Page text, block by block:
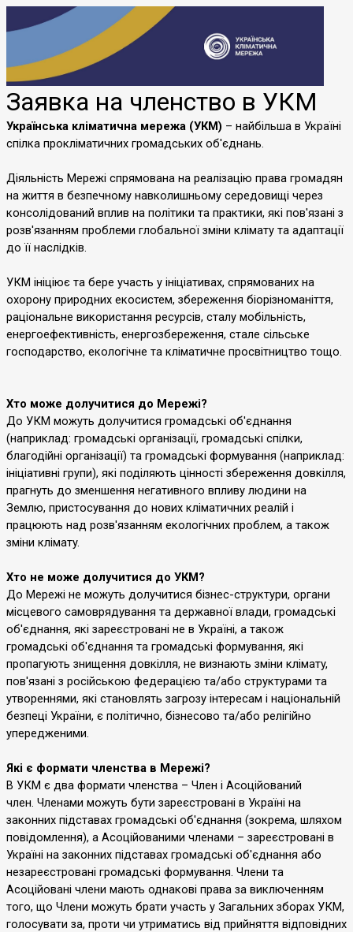
Заявка на членство в УКМ
Українська кліматична мережа (УКМ) – найбільша в Україні
спілка прокліматичних громадських об'єднань.
Діяльність Мережі спрямована на реалізацію права громадян
на життя в безпечному навколишньому середовищі через
консолідований вплив на політики та практики, які пов'язані з
розв'язанням проблеми глобальної зміни клімату та адаптації
до її наслідків.
УКМ ініціює та бере участь у ініціативах, спрямованих на
охорону природних екосистем, збереження біорізноманіття,
раціональне використання ресурсів, сталу мобільність,
енергоефективність, енергозбереження, стале сільське
господарство, екологічне та кліматичне просвітництво тощо.
Хто може долучитися до Мережі?
До УКМ можуть долучитися громадські об'єднання
(наприклад: громадські організації, громадські спілки,
благодійні організації) та громадські формування (наприклад:
ініціативні групи), які поділяють цінності збереження довкілля,
прагнуть до зменшення негативного впливу людини на
Землю, пристосування до нових кліматичних реалій і
працюють над розв'язанням екологічних проблем, а також
зміни клімату.
Хто не може долучитися до УКМ?
До Мережі не можуть долучитися бізнес-структури, органи
місцевого самоврядування та державної влади, громадські
об'єднання, які зареєстровані не в Україні, а також
громадські об'єднання та громадські формування, які
пропагують знищення довкілля, не визнають зміни клімату,
пов'язані з російською федерацією та/або структурами та
утвореннями, які становлять загрозу інтересам і національній
безпеці України, є політично, бізнесово та/або релігійно
упередженими.
Які є формати членства в Мережі?
В УКМ є два формати членства – Член і Асоційований
член. Членами можуть бути зареєстровані в Україні на
законних підставах громадські об'єднання (зокрема, шляхом
повідомлення), а Асоційованими членами – зареєстровані в
Україні на законних підставах громадські об'єднання або
незареєстровані громадські формування. Члени та
Асоційовані члени мають однакові права за виключенням
того, що Члени можуть брати участь у Загальних зборах УКМ,
голосувати за, проти чи утриматись від прийняття відповідних